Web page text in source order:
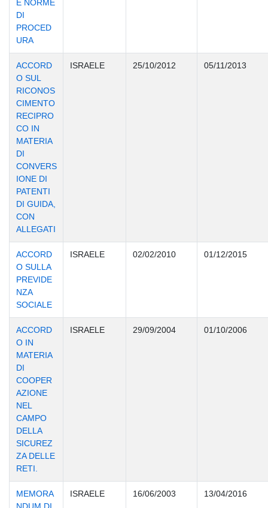
E NORME
DI
PROCED
URA
ACCORD
O SUL
RICONOS
CIMENTO
RECIPRO
CO IN
MATERIA
DI
CONVERS
IONE DI
PATENTI
DI GUIDA,
CON
ALLEGATI
ISRAELE 25/10/2012 05/11/2013
ACCORD
O SULLA
PREVIDE
NZA
SOCIALE
ISRAELE 02/02/2010 01/12/2015
ACCORD
O IN
MATERIA
DI
COOPER
AZIONE
NEL
CAMPO
DELLA
SICUREZ
ZA DELLE
RETI.
ISRAELE 29/09/2004 01/10/2006
MEMORA
NDUM DI
ISRAELE 16/06/2003 13/04/2016